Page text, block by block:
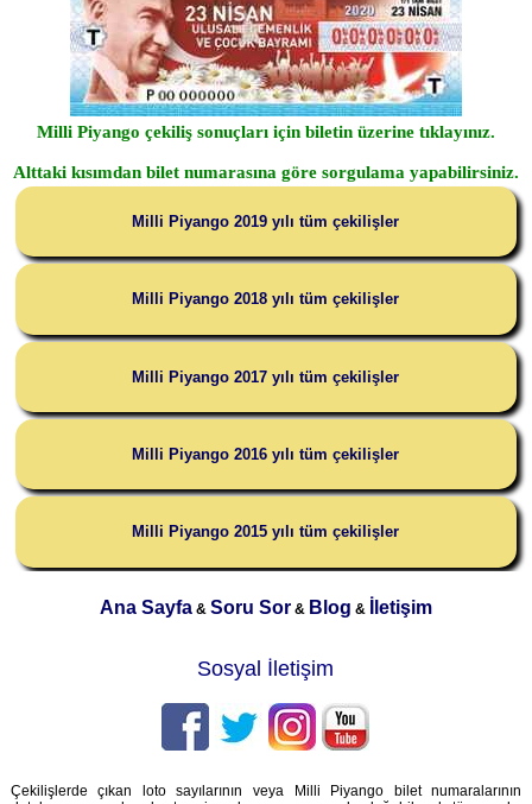
Milli Piyango çekiliş sonuçları için biletin üzerine tıklayınız.
Alttaki kısımdan bilet numarasına göre sorgulama yapabilirsiniz.
Milli Piyango 2019 yılı tüm çekilişler
Milli Piyango 2018 yılı tüm çekilişler
Milli Piyango 2017 yılı tüm çekilişler
Milli Piyango 2016 yılı tüm çekilişler
Milli Piyango 2015 yılı tüm çekilişler
Ana Sayfa& Soru Sor& Blog & İletişim
Sosyal İletişim
Çekilişlerde çıkan loto sayılarının veya Milli Piyango bilet numaralarının